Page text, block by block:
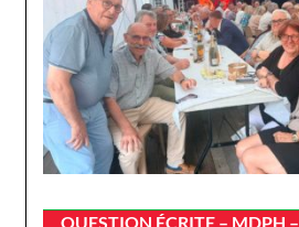
QUESTION ÉCRITE – MDPH –